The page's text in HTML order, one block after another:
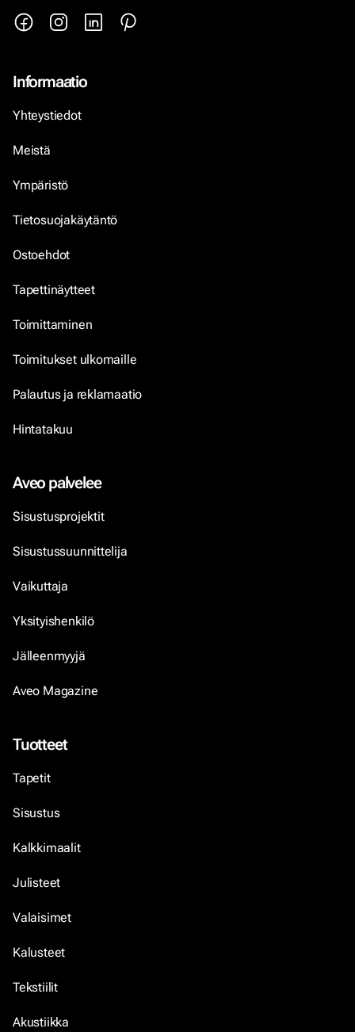
Informaatio
Yhteystiedot
Meistä
Ympäristö
Tietosuojakäytäntö
Ostoehdot
Tapettinäytteet
Toimittaminen
Toimitukset ulkomaille
Palautus ja reklamaatio
Hintatakuu
Aveo palvelee
Sisustusprojektit
Sisustussuunnittelija
Vaikuttaja
Yksityishenkilö
Jälleenmyyjä
Aveo Magazine
Tuotteet
Tapetit
Sisustus
Kalkkimaalit
Julisteet
Valaisimet
Kalusteet
Tekstiilit
Akustiikka